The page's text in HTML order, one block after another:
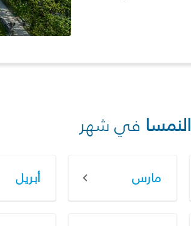
النمسا في شهر
مارس أبريل